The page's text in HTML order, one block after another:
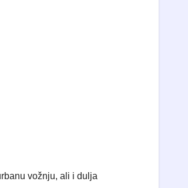
vožnju, ali i dulja